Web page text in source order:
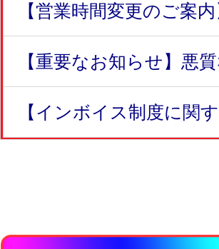
【営業時間変更のご案内
【重要なお知らせ】悪
【インボイス制度に関